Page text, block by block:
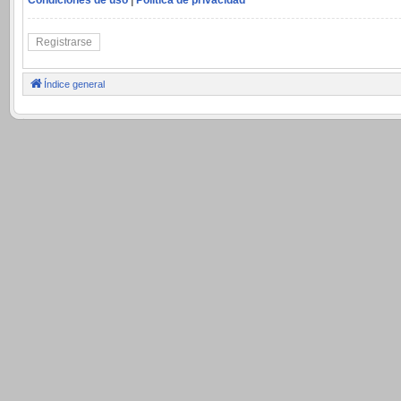
Registrarse
Índice general
.